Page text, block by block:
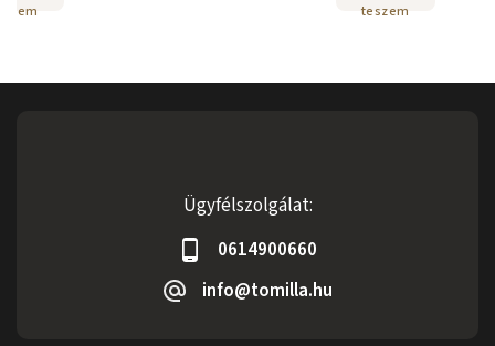
teszem
Ügyfélszolgálat:
0614900660
info@tomilla.hu